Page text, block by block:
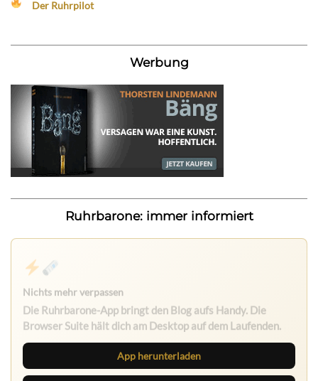
Der Ruhrpilot
Werbung
Ruhrbarone: immer informiert
Nichts mehr verpassen
Die Ruhrbarone-App bringt den Blog aufs Handy. Die
Browser Suite hält dich am Desktop auf dem Laufenden.
App herunterladen